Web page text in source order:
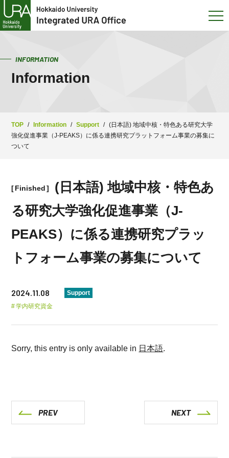
INFORMATION
Information
TOP / Information / Support / (日本語) 地域中核・特色ある研究大学
強化促進事業（J-PEAKS）に係る連携研究プラットフォーム事業の募集に
ついて
Finished
(日本語) 地域中核・特色あ
る研究大学強化促進事業（J-
PEAKS）に係る連携研究プラッ
トフォーム事業の募集について
2024.11.08
Support
学内研究資金
Sorry, this entry is only available in 日本語.
PREV NEXT